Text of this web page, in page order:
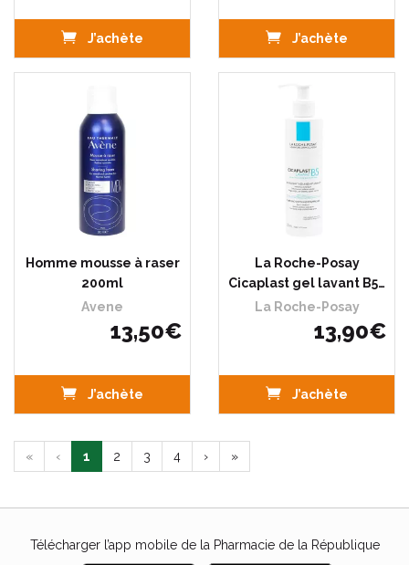
J’achète J’achète
Homme mousse à raser
200ml
Avene
13,50€
J’achète
La Roche-Posay
Cicaplast gel lavant B5…
La Roche-Posay
13,90€
J’achète
« ‹ 1 2 3 4 › »
Télécharger l’app mobile de la Pharmacie de la République